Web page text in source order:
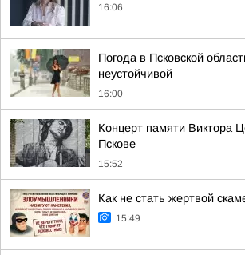
16:06
Погода в Псковской
неустойчивой
16:00
Концерт памяти Виктора
Пскове
15:52
Как не стать жертвой
15:49